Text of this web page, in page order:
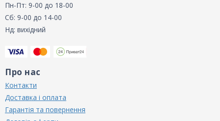
Пн-Пт: 9-00 до 18-00
Сб: 9-00 до 14-00
Нд: вихідний
Про нас
Контакти
Доставка і оплата
Гарантія та повернення